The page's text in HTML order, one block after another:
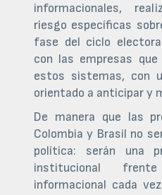
informacionales,
riesgo específicas
fase del ciclo
con las empresas
estos sistemas, con
orientado a anticipar y
De manera que las
Colombia y Brasil no
política: serán una
institucional
informacional cada